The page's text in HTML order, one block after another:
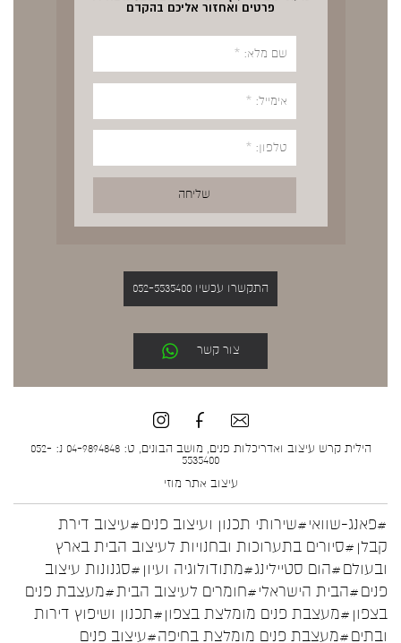
פרטים ואחזור אליכם בהקדם
התקשרו עכשיו 052-5535400
צור קשר
הילית קרש עיצוב ואדריכלות פנים, מושב הבונים, ט: 04-9894848 נ: 052-
5535400
עיצוב אתר מוזי
#פאנג-שוואי#שירותי תכנון ועיצוב פנים#עיצוב דירת
קבלן #סיורים בתערוכות ובחנויות לעיצוב הבית בארץ
ובעולם#הום סטיילינג#מתודולוגיה ועיון #סגנונות עיצוב
פנים#הבית הישראלי#חומרים לעיצוב הבית#מעצבת פנים
בצפון #מעצבת פנים מומלצת בצפון#תכנון ושיפוץ דירות
ובתים#מעצבת פנים מומלצת בחיפה#עיצוב פנים